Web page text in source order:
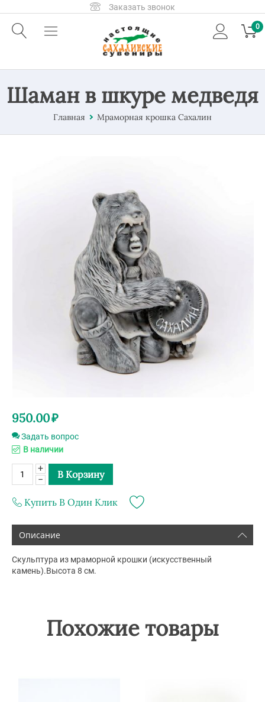
Заказать звонок
0
Шаман в шкуре медведя
Главная Мраморная крошка Сахалин
950.00₽
Задать вопрос
В наличии
+
−
В Корзину
Купить В Один Клик
Описание
Скульптура из мраморной крошки (искусственный
камень).Высота 8 см.
Похожие товары